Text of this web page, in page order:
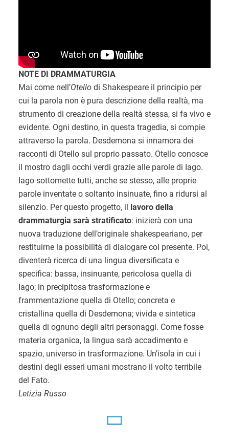
NOTE DI DRAMMATURGIA
Mai come nell’Otello di Shakespeare il principio per
cui la parola non è pura descrizione della realtà, ma
strumento di creazione della realtà stessa, si fa vivo e
evidente. Ogni destino, in questa tragedia, si compie
attraverso la parola. Desdemona si innamora dei
racconti di Otello sul proprio passato. Otello conosce
il mostro dagli occhi verdi grazie alle parole di Iago.
Iago sottomette tutti, anche se stesso, alle proprie
parole inventate o soltanto insinuate, fino a ridursi al
silenzio. Per questo progetto, il
lavoro della
drammaturgia sarà stratificato: inizierà con una
nuova traduzione dell’originale shakespeariano, per
restituirne la possibilità di dialogare col presente. Poi,
diventerà ricerca di una lingua diversificata e
specifica: bassa, insinuante, pericolosa quella di
Iago; in precipitosa trasformazione e
frammentazione quella di Otello; concreta e
cristallina quella di Desdemona; vivida e sintetica
quella di ognuno degli altri personaggi. Come fosse
materia organica, la lingua sarà accadimento e
spazio, universo in trasformazione. Un’isola in cui i
destini degli esseri umani mostrano il volto terribile
del Fato.
Letizia Russo